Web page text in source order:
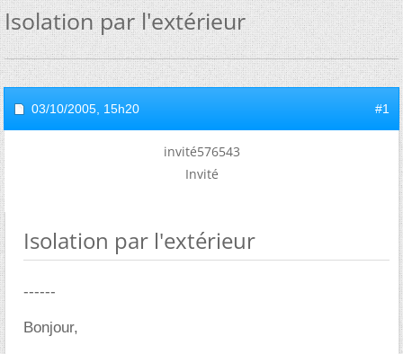
Isolation par l'extérieur
03/10/2005, 15h20 #1
invité576543
Invité
Isolation par l'extérieur
------
Bonjour,